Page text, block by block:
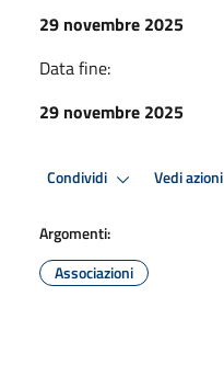
29 novembre 2025
Data fine:
29 novembre 2025
Condividi Vedi azioni
Argomenti:
Associazioni